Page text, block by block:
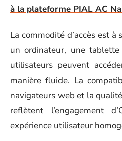
à la plateforme PIAL AC
La commodité d’accès est
un ordinateur, une
utilisateurs peuvent
manière fluide. La
navigateurs web et la
reflètent l’engagement
expérience utilisateur